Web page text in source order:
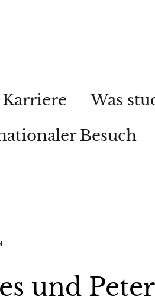
Karriere Was
Besuch
und